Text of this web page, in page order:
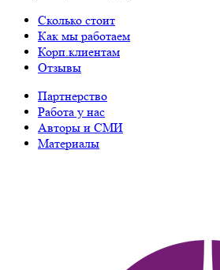
Сколько стоит
Как мы работаем
Корп.клиентам
Отзывы
Партнерство
Работа у нас
Авторы и СМИ
Материалы